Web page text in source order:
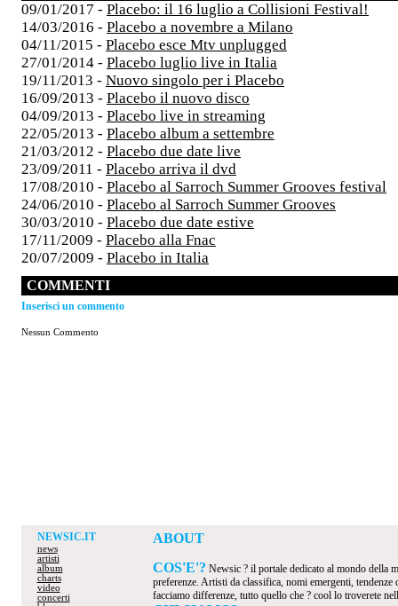
09/01/2017 - Placebo: il 16 luglio a Collisioni Festival!
14/03/2016 - Placebo a novembre a Milano
04/11/2015 - Placebo esce Mtv unplugged
27/01/2014 - Placebo luglio live in Italia
19/11/2013 - Nuovo singolo per i Placebo
16/09/2013 - Placebo il nuovo disco
04/09/2013 - Placebo live in streaming
22/05/2013 - Placebo album a settembre
21/03/2012 - Placebo due date live
23/09/2011 - Placebo arriva il dvd
17/08/2010 - Placebo al Sarroch Summer Grooves festival
24/06/2010 - Placebo al Sarroch Summer Grooves
30/03/2010 - Placebo due date estive
17/11/2009 - Placebo alla Fnac
20/07/2009 - Placebo in Italia
COMMENTI
Inserisci un commento
Nessun Commento
NEWSIC.IT
news
artisti
album
charts
video
concerti
ABOUT
COS'E'? Newsic ? il portale dedicato al mondo della
preferenze. Artisti da classifica, nomi emergenti, tendenze
facciamo differenze, tutto quello che ? cool lo troverete